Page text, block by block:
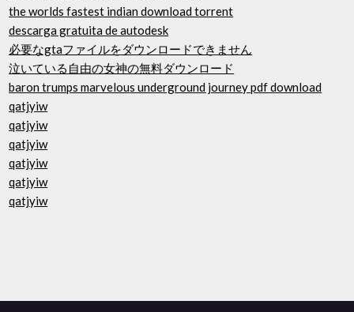
the worlds fastest indian download torrent
descarga gratuita de autodesk
必要なgtaファイルをダウンロードできません
泣いている自由の女神の無料ダウンロード
baron trumps marvelous underground journey pdf download
qatjyiw
qatjyiw
qatjyiw
qatjyiw
qatjyiw
qatjyiw